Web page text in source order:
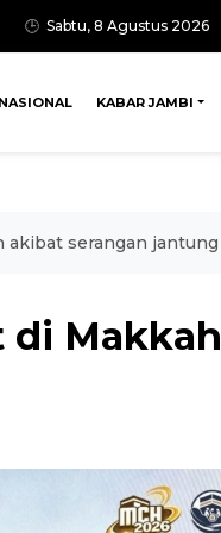
Sabtu, 8 Agustus 2026
NASIONAL KABAR JAMBI
akibat serangan jantung
di Makkah